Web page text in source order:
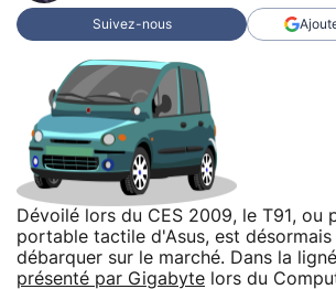
Suivez-nous
Dévoilé lors du CES 2009, le T91, ou
portable tactile d'Asus, est désormais
débarquer sur le marché. Dans la
présenté par Gigabyte lors du